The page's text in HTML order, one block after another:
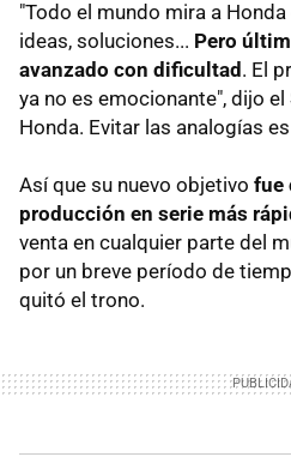
"Todo el mundo mira a
ideas, soluciones... Pero
avanzado con dificultad . El
ya no es emocionante", dijo el
Honda. Evitar las analogías
Así que su nuevo objetivo fue
producción en serie más
venta en cualquier parte del
por un breve período de
quitó el trono.